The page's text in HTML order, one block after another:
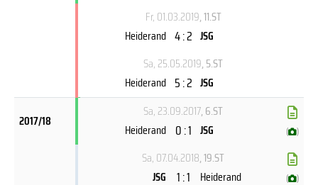
Fr, 01.03.2019, 11.ST
Heiderand 4 : 2 JSG
Sa, 25.05.2019, 5.ST
Heiderand 5 : 2 JSG
2017/18
Sa, 23.09.2017, 6.ST
Heiderand 0 : 1 JSG ( )
Sa, 07.04.2018, 19.ST
JSG
1 : 1 Heiderand ( )